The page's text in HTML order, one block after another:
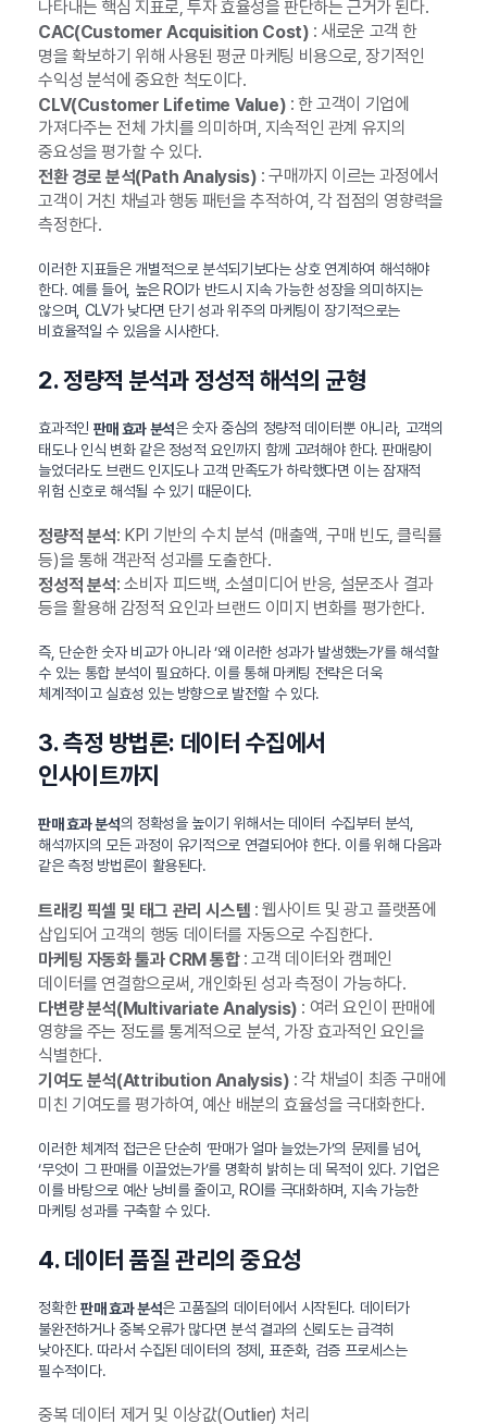
나타내는 핵심 지표로, 투자 효율성을 판단하는 근거가 된다.
CAC(Customer Acquisition Cost) : 새로운 고객 한
명을 확보하기 위해 사용된 평균 마케팅 비용으로, 장기적인
수익성 분석에 중요한 척도이다.
CLV(Customer Lifetime Value) : 한 고객이 기업에
가져다주는 전체 가치를 의미하며, 지속적인 관계 유지의
중요성을 평가할 수 있다.
전환 경로 분석(Path Analysis) : 구매까지 이르는 과정에서
고객이 거친 채널과 행동 패턴을 추적하여, 각 접점의 영향력을
측정한다.
이러한 지표들은 개별적으로 분석되기보다는 상호 연계하여 해석해야
한다. 예를 들어, 높은 ROI가 반드시 지속 가능한 성장을 의미하지는
않으며, CLV가 낮다면 단기 성과 위주의 마케팅이 장기적으로는
비효율적일 수 있음을 시사한다.
2. 정량적 분석과 정성적 해석의 균형
효과적인 판매 효과 분석은 숫자 중심의 정량적 데이터뿐 아니라, 고객의
태도나 인식 변화 같은 정성적 요인까지 함께 고려해야 한다. 판매량이
늘었더라도 브랜드 인지도나 고객 만족도가 하락했다면 이는 잠재적
위험 신호로 해석될 수 있기 때문이다.
정량적 분석: KPI 기반의 수치 분석 (매출액, 구매 빈도, 클릭률
등)을 통해 객관적 성과를 도출한다.
정성적 분석: 소비자 피드백, 소셜미디어 반응, 설문조사 결과
등을 활용해 감정적 요인과 브랜드 이미지 변화를 평가한다.
즉, 단순한 숫자 비교가 아니라 ‘왜 이러한 성과가 발생했는가’를 해석할
수 있는 통합 분석이 필요하다. 이를 통해 마케팅 전략은 더욱
체계적이고 실효성 있는 방향으로 발전할 수 있다.
3. 측정 방법론: 데이터 수집에서
인사이트까지
판매 효과 분석의 정확성을 높이기 위해서는 데이터 수집부터 분석,
해석까지의 모든 과정이 유기적으로 연결되어야 한다. 이를 위해 다음과
같은 측정 방법론이 활용된다.
트래킹 픽셀 및 태그 관리 시스템 : 웹사이트 및 광고 플랫폼에
삽입되어 고객의 행동 데이터를 자동으로 수집한다.
마케팅 자동화 툴과 CRM 통합: 고객 데이터와 캠페인
데이터를 연결함으로써, 개인화된 성과 측정이 가능하다.
다변량 분석(Multivariate Analysis) : 여러 요인이 판매에
영향을 주는 정도를 통계적으로 분석, 가장 효과적인 요인을
식별한다.
기여도 분석(Attribution Analysis) : 각 채널이 최종 구매에
미친 기여도를 평가하여, 예산 배분의 효율성을 극대화한다.
이러한 체계적 접근은 단순히 ‘판매가 얼마 늘었는가’의 문제를 넘어,
‘무엇이 그 판매를 이끌었는가’를 명확히 밝히는 데 목적이 있다. 기업은
이를 바탕으로 예산 낭비를 줄이고, ROI를 극대화하며, 지속 가능한
마케팅 성과를 구축할 수 있다.
4. 데이터 품질 관리의 중요성
정확한판매 효과 분석은 고품질의 데이터에서 시작된다. 데이터가
불완전하거나 중복‧오류가 많다면 분석 결과의 신뢰도는 급격히
낮아진다. 따라서 수집된 데이터의 정제, 표준화, 검증 프로세스는
필수적이다.
중복 데이터 제거 및 이상값(Outlier) 처리